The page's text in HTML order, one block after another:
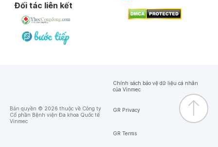
Đối tác liên kết
Bản quyền © 2026 thuộc về Công ty
Cổ phần Bệnh viện Đa khoa Quốc tế
Vinmec
Chính sách bảo vệ dữ liệu cá nhân
của Vinmec
GR Privacy
GR Terms